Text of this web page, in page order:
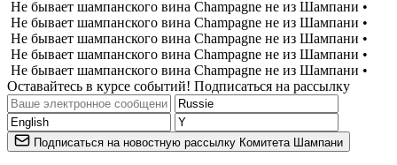
Не бывает шампанского вина Champagne не из Шампани •
Не бывает шампанского вина Champagne не из Шампани •
Не бывает шампанского вина Champagne не из Шампани •
Не бывает шампанского вина Champagne не из Шампани •
Не бывает шампанского вина Champagne не из Шампани •
Оставайтесь в курсе событий! Подписаться на рассылку
Подписаться на новостную рассылку Комитета Шампани